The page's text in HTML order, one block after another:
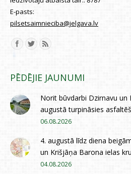
E-pasts:
pilsetsaimnieciba@jelgava.lv
Find us on:
PĒDĒJIE JAUNUMI
Norit būvdarbi Dzirnavu un
augustā turpināsies
06.08.2026
4. augustā līdz diena
un Krišjāņa Barona ielas
04.08.2026